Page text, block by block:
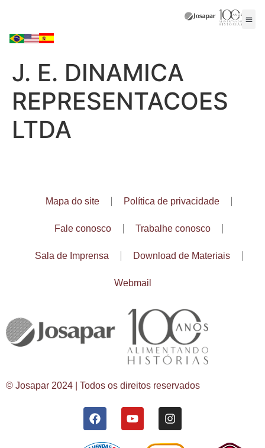
J. E. DINAMICA
REPRESENTACOES
LTDA
Mapa do site Política de privacidade
Fale conosco Trabalhe conosco
Sala de Imprensa Download de Materiais
Webmail
© Josapar 2024 | Todos os direitos reservados